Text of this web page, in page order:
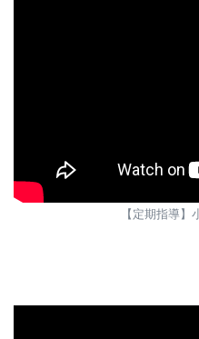
【定期指導】